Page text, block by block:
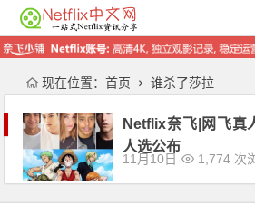
现在位置： 首页 谁杀了莎拉
Netflix奈飞|网飞真
人选公布
11月10日 1,774 次